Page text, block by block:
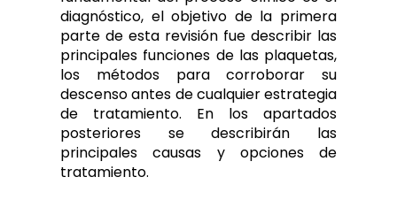
diagnóstico, el objetivo de la primera
parte de esta revisión fue describir las
principales funciones de las plaquetas,
los métodos para corroborar su
descenso antes de cualquier estrategia
de tratamiento. En los apartados
posteriores se describirán las
principales causas y opciones de
tratamiento.